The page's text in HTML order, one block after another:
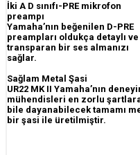
İki A D sınıfı-PRE mikrofon
preampı
Yamaha’nın beğenilen D-PRE
preampları oldukça detaylı ve
transparan bir ses almanızı
sağlar.
Sağlam Metal Şasi
UR22 MK II Yamaha’nın
mühendisleri en zorlu
bile dayanabilecek tamamı
bir şasi ile üretilmiştir.